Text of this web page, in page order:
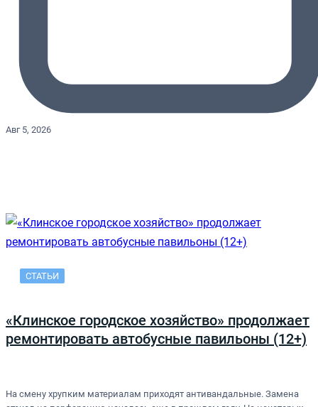
Авг 5, 2026
СТАТЬИ
«Клинское городское хозяйство» продолжает
ремонтировать автобусные павильоны (12+)
На смену хрупким материалам приходят антивандальные. Замена